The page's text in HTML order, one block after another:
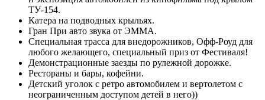
ТУ-154.
Катера на подводных крыльях.
Гран При авто звука от ЭММА.
Специальная трасса для внедорожников, Офф-Роуд для
любого желающего, специальный приз от Фестиваля!
Демонстрационные заезды по рулежной дорожке.
Рестораны и бары, кофейни.
Детский уголок с ретро автомобилем и вертолетом с
неограниченным доступом детей в него))